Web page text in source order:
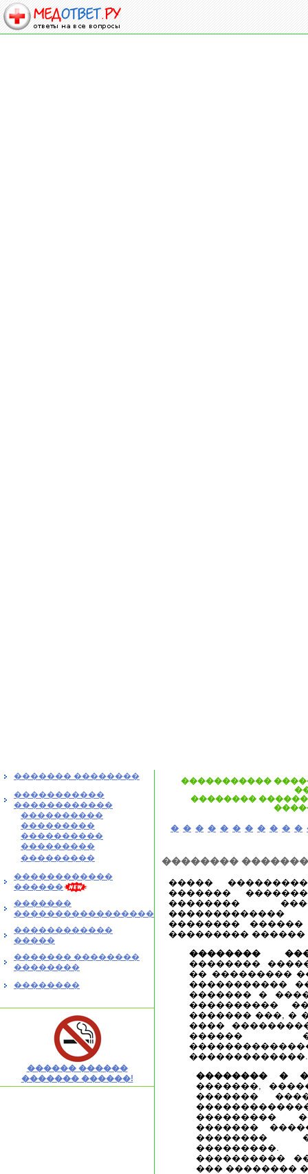
������� ��������
�����������
������������
����������
���������
����������
���������
���������
������������
������
�������
�����������������
������������
�����
������� ��������
��������
��������
������ ������
������� ������!
�����������
��������
� � � � � � � � � � �
��������
�����
�������
��������
�������� ������
��������� ������
��������
��������
�� ���������
�����������
������� �
����������
������� ���, �
����
������
�������������.
�������� �
�������,
�������
���������
�������
��������
���������.
����������
��� ��������